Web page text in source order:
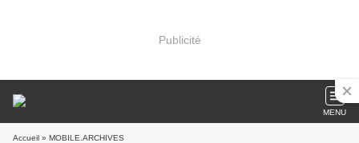
Publicité
MENU
Accueil » MOBILE.ARCHIVES